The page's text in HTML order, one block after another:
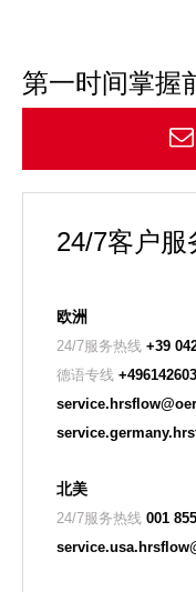
第一时间掌握
24/7客户服
欧洲
24/7服务热线 +39
德语专线
北美
24/7服务热线 001